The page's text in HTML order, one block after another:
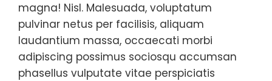
magna! Nisl. Malesuada, voluptatum
pulvinar netus per facilisis, aliquam
laudantium massa, occaecati morbi
adipiscing possimus sociosqu accumsan
phasellus vulputate vitae perspiciatis